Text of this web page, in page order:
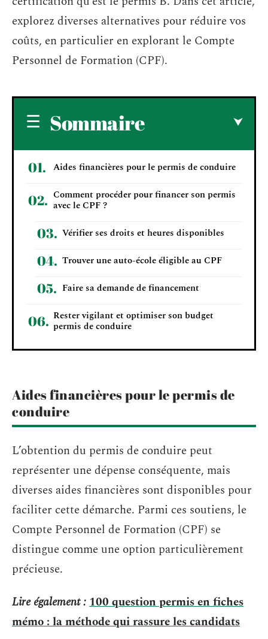
explorez diverses alternatives pour réduire vos
coûts, en particulier en explorant le Compte
Personnel de Formation (CPF).
Sommaire
Aides financières pour le permis de conduire
Comment procéder pour financer son permis
avec le CPF ?
Vérifier ses droits et heures disponibles
Trouver une auto-école éligible au CPF
Faire sa demande de financement
Rester vigilant et optimiser son budget
permis de conduire
Aides financières pour le permis de
conduire
L’obtention du permis de conduire peut
représenter une dépense conséquente, mais
diverses aides financières sont disponibles pour
faciliter cette démarche. Parmi ces soutiens, le
Compte Personnel de Formation (CPF) se
distingue comme une option particulièrement
précieuse.
Lire également :100 question permis en fiches
mémo : la méthode qui rassure les candidats